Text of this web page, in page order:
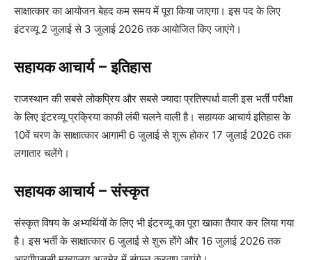
साक्षात्कार का आयोजन बेहद कम समय में पूरा किया जाएगा। इस पद के लिए
इंटरव्यू 2 जुलाई से 3 जुलाई 2026 तक आयोजित किए जाएंगे।
सहायक आचार्य – इतिहास
राजस्थान की सबसे लोकप्रिय और सबसे ज्यादा प्रतिस्पर्धा वाली इस भर्ती परीक्षा
के लिए इंटरव्यू प्रक्रिया काफी लंबी चलने वाली है। सहायक आचार्य इतिहास के
10वें चरण के साक्षात्कार आगामी 6 जुलाई से शुरू होकर 17 जुलाई 2026 तक
लगातार चलेंगे।
सहायक आचार्य – संस्कृत
संस्कृत विषय के अभ्यर्थियों के लिए भी इंटरव्यू का पूरा खाका तैयार कर लिया गया
है। इस भर्ती के साक्षात्कार 6 जुलाई से शुरू होंगे और 16 जुलाई 2026 तक